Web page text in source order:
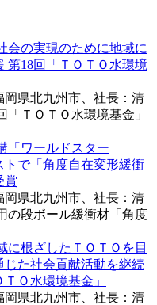
会の実現のために地域に
第18回「ＴＯＴＯ水環境
岡県北九州市、社長：清
「ＴＯＴＯ水環境基金」
「ワールドスター
トで「角度自在変形緩衝
賞
岡県北九州市、社長：清
の段ボール緩衝材「角度
に根ざしたＴＯＴＯを目
た社会貢献活動を継続
Ｏ水環境基金」
岡県北九州市、社長：清